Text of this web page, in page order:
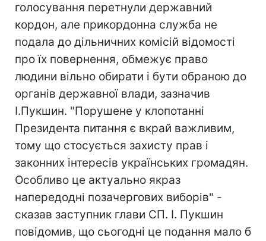
голосування перетнули державний
кордон, але прикордонна служба не
подала до дільничних комісій відомості
про їх повернення, обмежує право
людини вільно обирати і бути обраною до
органів державної влади, зазначив
І.Пукшин. "Порушене у клопотанні
Президента питання є вкрай важливим,
тому що стосується захисту прав і
законних інтересів українських громадян.
Особливо це актуально якраз
напередодні позачергових виборів" -
сказав заступник глави СП. І. Пукшин
повідомив, що сьогодні це подання мало б